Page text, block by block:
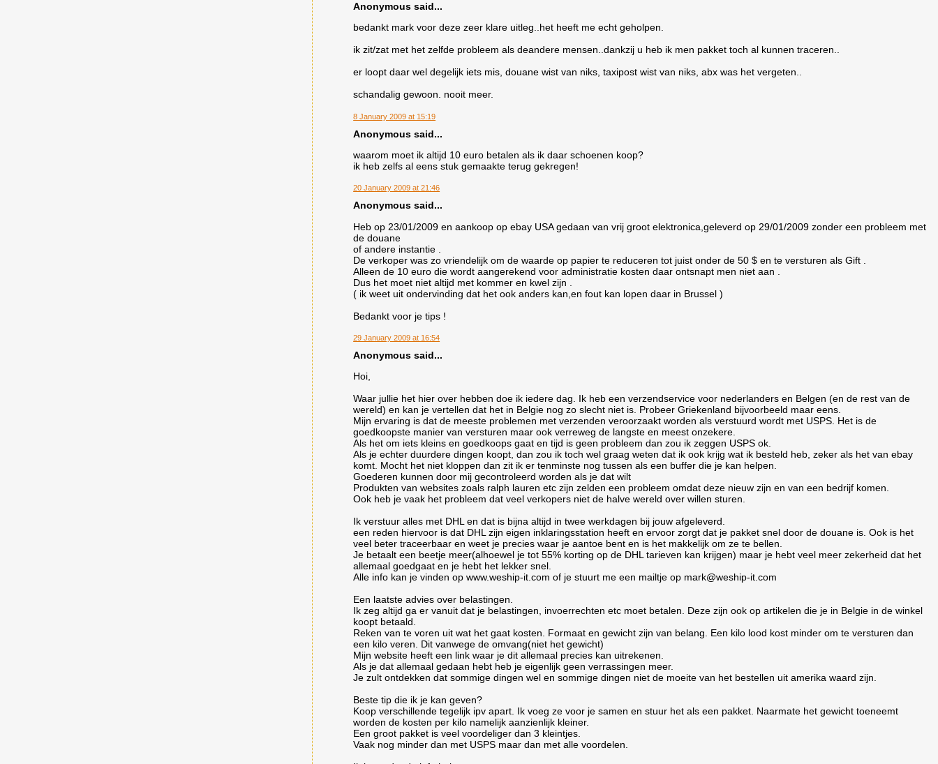
Anonymous said...
bedankt mark voor deze zeer klare uitleg..het heeft me echt geholpen.
ik zit/zat met het zelfde probleem als deandere mensen..dankzij u heb ik men pakket toch al kunnen traceren..
er loopt daar wel degelijk iets mis, douane wist van niks, taxipost wist van niks, abx was het vergeten..
schandalig gewoon. nooit meer.
8 January 2009 at 15:19
Anonymous said...
waarom moet ik altijd 10 euro betalen als ik daar schoenen koop?
ik heb zelfs al eens stuk gemaakte terug gekregen!
20 January 2009 at 21:46
Anonymous said...
Heb op 23/01/2009 en aankoop op ebay USA gedaan van vrij groot elektronica,geleverd op 29/01/2009 zonder een probleem met
de douane
of andere instantie .
De verkoper was zo vriendelijk om de waarde op papier te reduceren tot juist onder de 50 $ en te versturen als Gift .
Alleen de 10 euro die wordt aangerekend voor administratie kosten daar ontsnapt men niet aan .
Dus het moet niet altijd met kommer en kwel zijn .
( ik weet uit ondervinding dat het ook anders kan,en fout kan lopen daar in Brussel )
Bedankt voor je tips !
29 January 2009 at 16:54
Anonymous said...
Hoi,
Waar jullie het hier over hebben doe ik iedere dag. Ik heb een verzendservice voor nederlanders en Belgen (en de rest van de
wereld) en kan je vertellen dat het in Belgie nog zo slecht niet is. Probeer Griekenland bijvoorbeeld maar eens.
Mijn ervaring is dat de meeste problemen met verzenden veroorzaakt worden als verstuurd wordt met USPS. Het is de
goedkoopste manier van versturen maar ook verreweg de langste en meest onzekere.
Als het om iets kleins en goedkoops gaat en tijd is geen probleem dan zou ik zeggen USPS ok.
Als je echter duurdere dingen koopt, dan zou ik toch wel graag weten dat ik ook krijg wat ik besteld heb, zeker als het van ebay
komt. Mocht het niet kloppen dan zit ik er tenminste nog tussen als een buffer die je kan helpen.
Goederen kunnen door mij gecontroleerd worden als je dat wilt
Produkten van websites zoals ralph lauren etc zijn zelden een probleem omdat deze nieuw zijn en van een bedrijf komen.
Ook heb je vaak het probleem dat veel verkopers niet de halve wereld over willen sturen.
Ik verstuur alles met DHL en dat is bijna altijd in twee werkdagen bij jouw afgeleverd.
een reden hiervoor is dat DHL zijn eigen inklaringsstation heeft en ervoor zorgt dat je pakket snel door de douane is. Ook is het
veel beter traceerbaar en weet je precies waar je aantoe bent en is het makkelijk om ze te bellen.
Je betaalt een beetje meer(alhoewel je tot 55% korting op de DHL tarieven kan krijgen) maar je hebt veel meer zekerheid dat het
allemaal goedgaat en je hebt het lekker snel.
Alle info kan je vinden op www.weship-it.com of je stuurt me een mailtje op mark@weship-it.com
Een laatste advies over belastingen.
Ik zeg altijd ga er vanuit dat je belastingen, invoerrechten etc moet betalen. Deze zijn ook op artikelen die je in Belgie in de winkel
koopt betaald.
Reken van te voren uit wat het gaat kosten. Formaat en gewicht zijn van belang. Een kilo lood kost minder om te versturen dan
een kilo veren. Dit vanwege de omvang(niet het gewicht)
Mijn website heeft een link waar je dit allemaal precies kan uitrekenen.
Als je dat allemaal gedaan hebt heb je eigenlijk geen verrassingen meer.
Je zult ontdekken dat sommige dingen wel en sommige dingen niet de moeite van het bestellen uit amerika waard zijn.
Beste tip die ik je kan geven?
Koop verschillende tegelijk ipv apart. Ik voeg ze voor je samen en stuur het als een pakket. Naarmate het gewicht toeneemt
worden de kosten per kilo namelijk aanzienlijk kleiner.
Een groot pakket is veel voordeliger dan 3 kleintjes.
Vaak nog minder dan met USPS maar dan met alle voordelen.